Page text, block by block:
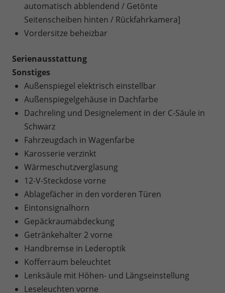
automatisch abblendend / Getönte
Seitenscheiben hinten / Rückfahrkamera]
Vordersitze beheizbar
Serienausstattung
Sonstiges
Außenspiegel elektrisch einstellbar
Außenspiegelgehäuse in Dachfarbe
Dachreling und Designelement in der C-Säule in
Schwarz
Fahrzeugdach in Wagenfarbe
Karosserie verzinkt
Wärmeschutzverglasung
12-V-Steckdose vorne
Ablagefächer in den vorderen Türen
Eintonsignalhorn
Gepäckraumabdeckung
Getränkehalter 2 vorne
Handbremse in Lederoptik
Kofferraum beleuchtet
Lenksäule mit Höhen- und Längseinstellung
Leseleuchten vorne